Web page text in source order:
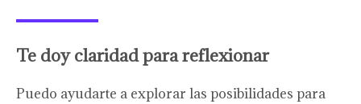
Te doy claridad para reflexionar
Puedo ayudarte a explorar las posibilidades para